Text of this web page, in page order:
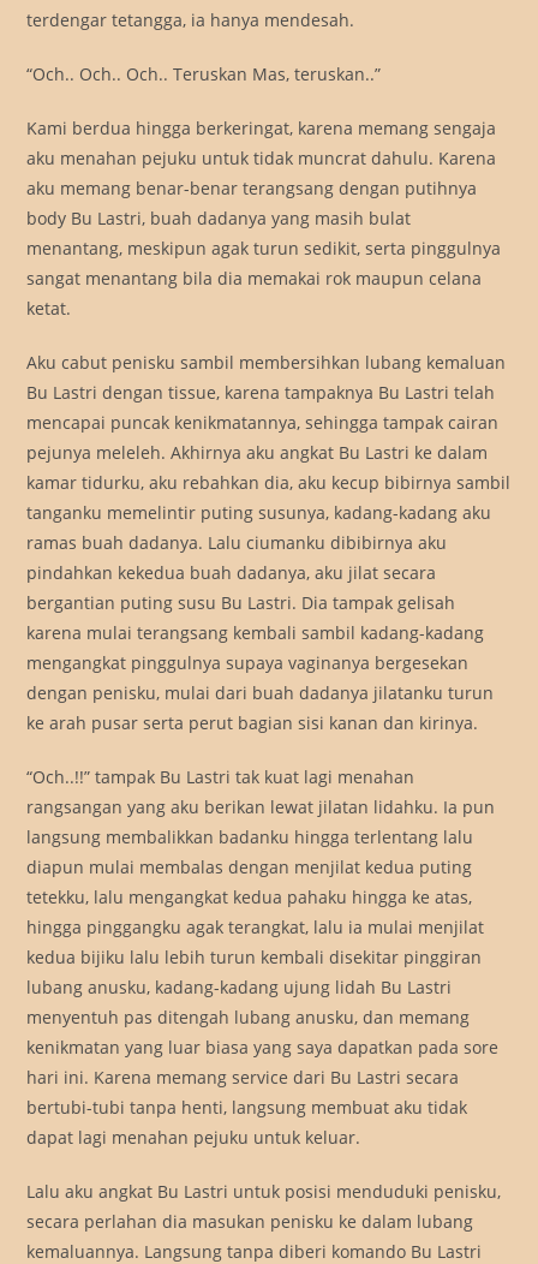
terdengar tetangga, ia hanya mendesah.
“Och.. Och.. Och.. Teruskan Mas, teruskan..”
Kami berdua hingga berkeringat, karena memang sengaja
aku menahan pejuku untuk tidak muncrat dahulu. Karena
aku memang benar-benar terangsang dengan putihnya
body Bu Lastri, buah dadanya yang masih bulat
menantang, meskipun agak turun sedikit, serta pinggulnya
sangat menantang bila dia memakai rok maupun celana
ketat.
Aku cabut penisku sambil membersihkan lubang kemaluan
Bu Lastri dengan tissue, karena tampaknya Bu Lastri telah
mencapai puncak kenikmatannya, sehingga tampak cairan
pejunya meleleh. Akhirnya aku angkat Bu Lastri ke dalam
kamar tidurku, aku rebahkan dia, aku kecup bibirnya sambil
tanganku memelintir puting susunya, kadang-kadang aku
ramas buah dadanya. Lalu ciumanku dibibirnya aku
pindahkan kekedua buah dadanya, aku jilat secara
bergantian puting susu Bu Lastri. Dia tampak gelisah
karena mulai terangsang kembali sambil kadang-kadang
mengangkat pinggulnya supaya vaginanya bergesekan
dengan penisku, mulai dari buah dadanya jilatanku turun
ke arah pusar serta perut bagian sisi kanan dan kirinya.
“Och..!!” tampak Bu Lastri tak kuat lagi menahan
rangsangan yang aku berikan lewat jilatan lidahku. Ia pun
langsung membalikkan badanku hingga terlentang lalu
diapun mulai membalas dengan menjilat kedua puting
tetekku, lalu mengangkat kedua pahaku hingga ke atas,
hingga pinggangku agak terangkat, lalu ia mulai menjilat
kedua bijiku lalu lebih turun kembali disekitar pinggiran
lubang anusku, kadang-kadang ujung lidah Bu Lastri
menyentuh pas ditengah lubang anusku, dan memang
kenikmatan yang luar biasa yang saya dapatkan pada sore
hari ini. Karena memang service dari Bu Lastri secara
bertubi-tubi tanpa henti, langsung membuat aku tidak
dapat lagi menahan pejuku untuk keluar.
Lalu aku angkat Bu Lastri untuk posisi menduduki penisku,
secara perlahan dia masukan penisku ke dalam lubang
kemaluannya. Langsung tanpa diberi komando Bu Lastri